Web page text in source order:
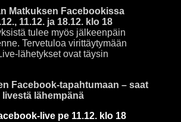
Matkuksen Facebookissa
11.12. ja 18.12. klo 18
tulee myös jälkeenpäin
Tervetuloa virittäytymään
lähetykset ovat täysin
Facebook-tapahtumaan – saat
lähempänä
live pe 11.12. klo 18